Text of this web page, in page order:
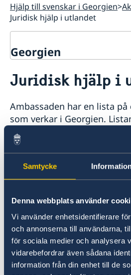
Samtycke
Denna webbplats använder
Vi använder enhetsidentifierare
och annonserna till användarna,
för sociala medier och analysera
vidarebefordrar även sådana
information från din enhet till de
Hjälp till svenskar i Georgien
Juridisk hjälp i utlandet
Georgien
Hjälp till svenskar i
Akut hjälp
Ekonomiskt nödställd
Om du blir sjuk eller råkar ut
Juridisk hjälp i utlandet
Dödsfall
Larmcentraler
Pass utomlands
Samordningsnummer
Ansökan om pass i Georgien
Förlust av pass
Förnyelse av pass för vuxna
Förnyelse av pass för barn
Ansökan om pass för barn
Provisoriskt pass
Hjälp kring medborgarskap
Registrera nyfödd utomlands
Gifta sig i Georgien
Avgifter
Reseinformation
Ambassadens reseinformation.
Sveriges
Georgien
Juridisk hjälp i
Ambassaden har en lista
som verkar i Georgien.
e-post. Obervera att
är svensktalande.
Ambassaden lämnar ut
ansvar för val av ombud
råd eller anvisningar
själv betala ombudets
Juridisk hjälp